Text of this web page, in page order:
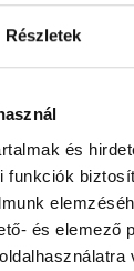
Részletek
és
funkciók
és elemező
tömkelegével
ha egyszer
a másik
a tiltás ellenére